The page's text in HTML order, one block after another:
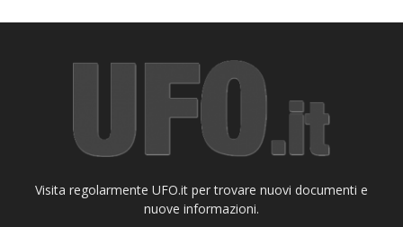
Visita regolarmente UFO.it per trovare nuovi documenti e
nuove informazioni.